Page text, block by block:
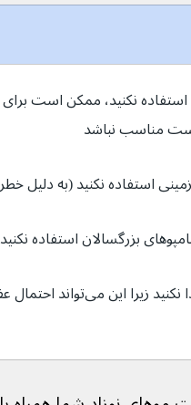
استفاده نکنید، ممکن است برای
مناسب نباشد
استفاده نکنید (به دلیل
بزرگسالان استفاده نکنید
پوسته‌ها را جدا نکنید زیرا این